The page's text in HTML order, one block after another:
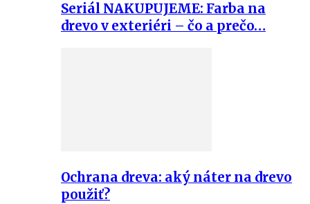
Seriál NAKUPUJEME: Farba na
drevo v exteriéri – čo a prečo…
Ochrana dreva: aký náter na drevo
použiť?